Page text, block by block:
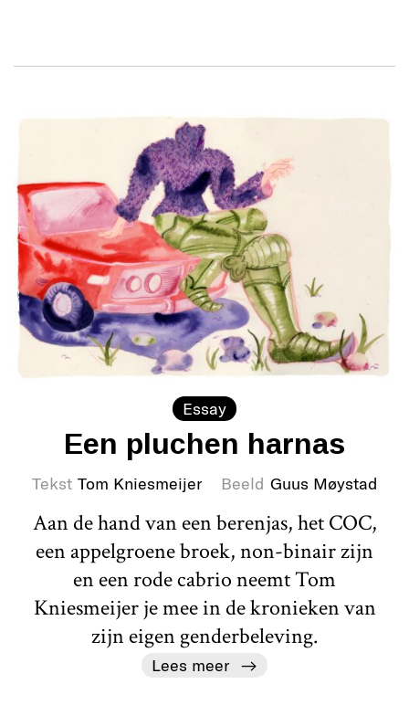
Essay
Een pluchen harnas
Tekst Tom Kniesmeijer Beeld Guus Møystad
Aan de hand van een berenjas, het COC,
een appelgroene broek, non-binair zijn
en een rode cabrio neemt Tom
Kniesmeijer je mee in de kronieken van
zijn eigen genderbeleving.
Lees meer